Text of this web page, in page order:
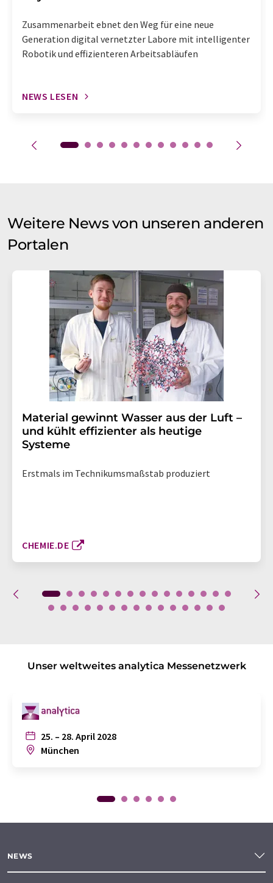
Zusammenarbeit ebnet den Weg für eine neue
Generation digital vernetzter Labore mit intelligenter
Robotik und effizienteren Arbeitsabläufen
NEWS LESEN
Weitere News von unseren anderen
Portalen
Material gewinnt Wasser aus der Luft –
und kühlt effizienter als heutige
Systeme
Erstmals im Technikumsmaßstab produziert
CHEMIE.DE
Unser weltweites analytica Messenetzwerk
25. – 28. April 2028
München
NEWS